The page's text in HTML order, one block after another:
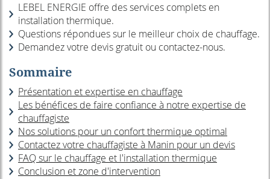
LEBEL ENERGIE offre des services complets en
installation thermique.
Questions répondues sur le meilleur choix de chauffage.
Demandez votre devis gratuit ou contactez-nous.
Sommaire
Présentation et expertise en chauffage
Les bénéfices de faire confiance à notre expertise de
chauffagiste
Nos solutions pour un confort thermique optimal
Contactez votre chauffagiste à Manin pour un devis
FAQ sur le chauffage et l'installation thermique
Conclusion et zone d'intervention